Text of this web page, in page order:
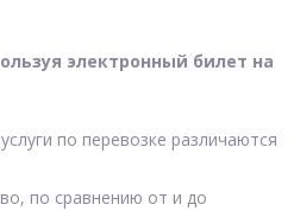
электронный билет на
по перевозке различаются
по сравнению от и до